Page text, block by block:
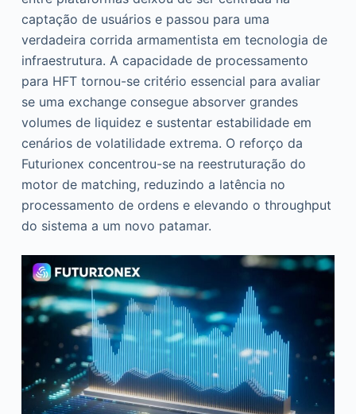
captação de usuários e passou para uma
verdadeira corrida armamentista em tecnologia de
infraestrutura. A capacidade de processamento
para HFT tornou-se critério essencial para avaliar
se uma exchange consegue absorver grandes
volumes de liquidez e sustentar estabilidade em
cenários de volatilidade extrema. O reforço da
Futurionex concentrou-se na reestruturação do
motor de matching, reduzindo a latência no
processamento de ordens e elevando o throughput
do sistema a um novo patamar.